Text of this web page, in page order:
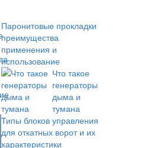
Паронитовые прокладки
преимущества
применения и
использование
Что такое
генераторы
дыма и
тумана
Типы блоков управления
для откатных ворот и их
характеристики